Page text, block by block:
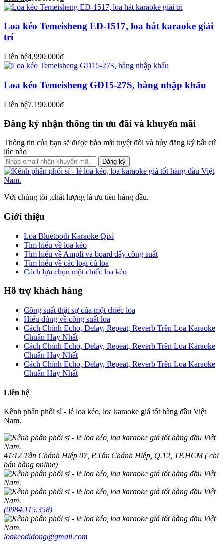
Loa kéo Temeisheng ED-1517, loa hát karaoke giải
trí
Liên hệ4.990.000₫
Loa kéo Temeisheng GD15-27S, hàng nhập khẩu
Liên hệ7.190.000₫
Đăng ký nhận thông tin ưu đãi và khuyến mãi
Thông tin của bạn sẽ được bảo mật tuyệt đối và hủy đăng ký bất cứ
lúc nào
Đăng ký
Với chúng tôi ,chất lượng là ưu tiên hàng đầu.
Giới thiệu
Loa Bluetooth Karaoke Qixi
Tìm hiểu về loa kéo
Tìm hiểu về Ampli và board đẩy công suất
Tìm hiểu về các loại củ loa
Cách lựa chọn một chiếc loa kéo
Hỗ trợ khách hàng
Công suất thật sự của một chiếc loa
Hiểu đúng về công suất loa
Cách Chỉnh Echo, Delay, Repeat, Reverb Trên Loa Karaoke
Chuẩn Hay Nhất
Cách Chỉnh Echo, Delay, Repeat, Reverb Trên Loa Karaoke
Chuẩn Hay Nhất
Cách Chỉnh Echo, Delay, Repeat, Reverb Trên Loa Karaoke
Chuẩn Hay Nhất
Liên hệ
Kênh phân phối sỉ - lẻ loa kéo, loa karaoke giá tốt hàng đầu Việt
Nam.
41/12 Tân Chánh Hiệp 07, P.Tân Chánh Hiệp, Q.12, TP.HCM ( chỉ
bán hàng online)
(0984.115.358)
loakeodidong@gmail.com